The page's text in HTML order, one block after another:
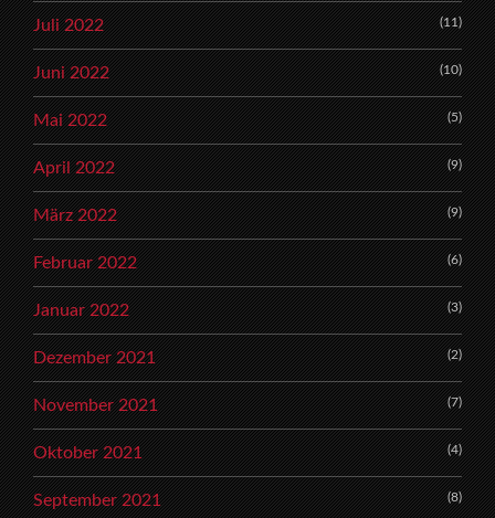
Juli 2022 (11)
Juni 2022 (10)
Mai 2022 (5)
April 2022 (9)
März 2022 (9)
Februar 2022 (6)
Januar 2022 (3)
Dezember 2021 (2)
November 2021 (7)
Oktober 2021 (4)
September 2021 (8)